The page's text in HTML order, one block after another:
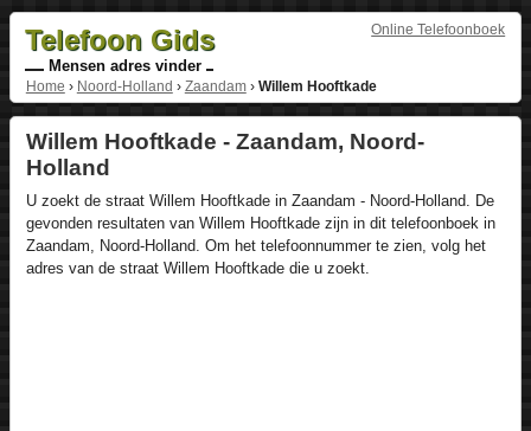
Online Telefoonboek
Telefoon Gids
Mensen adres vinder
Home › Noord-Holland › Zaandam› Willem Hooftkade
Willem Hooftkade - Zaandam, Noord-
Holland
U zoekt de straat Willem Hooftkade in Zaandam - Noord-Holland. De
gevonden resultaten van Willem Hooftkade zijn in dit telefoonboek in
Zaandam, Noord-Holland. Om het telefoonnummer te zien, volg het
adres van de straat Willem Hooftkade die u zoekt.